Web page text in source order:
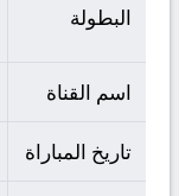
البطولة
اسم القناة
تاريخ المباراة